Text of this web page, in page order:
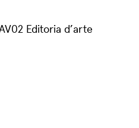
Editoria d’arte